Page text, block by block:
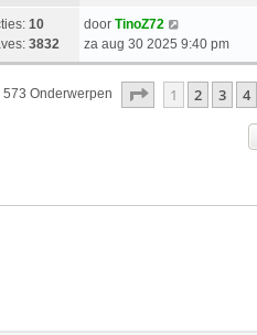
10
3832
door TinoZ72
za aug 30 2025 9:40 pm
573 Onderwerpen Pagina1 Van 23
1 2 3 4